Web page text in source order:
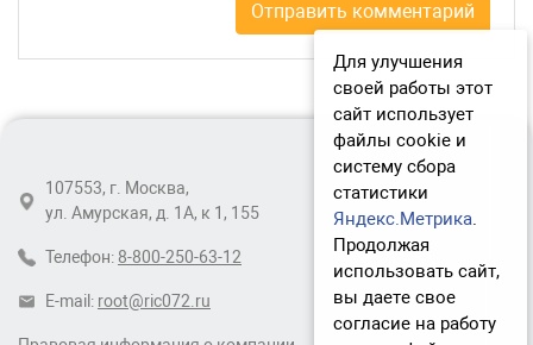
107553, г. Москва,
ул. Амурская, д. 1А, к 1, 155
Телефон: 8-800-250-63-12
E-mail: root@ric072.ru
Для улучшения
своей работы этот
сайт использует
файлы cookie и
систему сбора
статистики
Яндекс.Метрика.
Продолжая
использовать сайт,
вы даете свое
согласие на работу